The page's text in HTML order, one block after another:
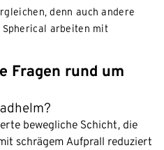
denn auch andere
Spherical arbeiten mit
Fragen rund um
bewegliche Schicht, die
schrägem Aufprall reduziert